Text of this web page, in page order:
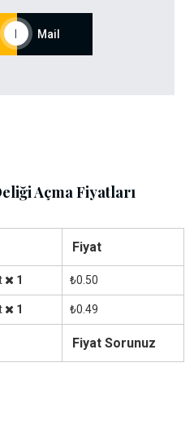
| Mail
Açma Fiyatları
Fiyat
1 ₺0.50
1 ₺0.49
Fiyat Sorunuz